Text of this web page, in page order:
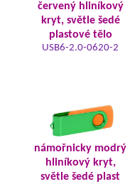
červený hliníkový
kryt, světle šedé
plastové tělo
USB6-2.0-0620-2
námořnicky modrý
hliníkový kryt,
světle šedé plast